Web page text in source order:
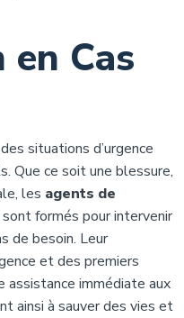
Cas
situations d’urgence
Que ce soit une blessure,
les agents de
sont formés pour intervenir
de besoin. Leur
et des premiers
assistance immédiate aux
ainsi à sauver des vies et